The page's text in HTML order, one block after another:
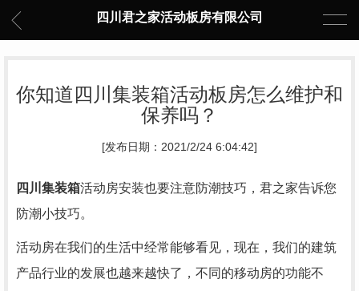
四川君之家活动板房有限公司
你知道四川集装箱活动板房怎么维护和
保养吗？
[发布日期：2021/2/24 6:04:42]
四川集装箱活动房安装也要注意防潮技巧，君之家告诉您
防潮小技巧。
活动房在我们的生活中经常能够看见，现在，我们的建筑
产品行业的发展也越来越快了，不同的移动房的功能不